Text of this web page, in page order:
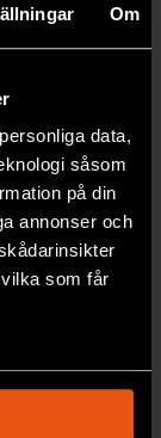
Om
data,
såsom
på din
annonser och
som får
flera meter